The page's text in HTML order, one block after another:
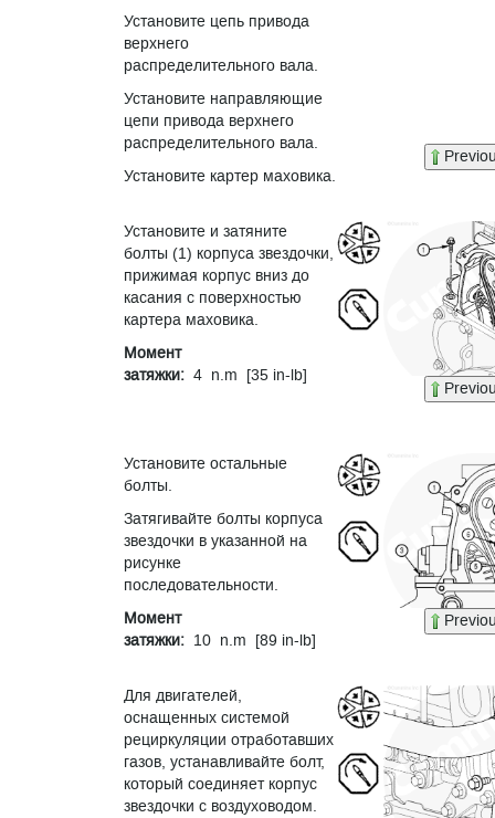
Установите цепь привода
верхнего
распределительного вала.
Установите направляющие
цепи привода верхнего
распределительного вала.
Установите картер маховика.
Установите и затяните
болты (1) корпуса звездочки,
прижимая корпус вниз до
касания с поверхностью
картера маховика.
Момент
затяжки: 4 n.m [35 in-lb]
Установите остальные
болты.
Затягивайте болты корпуса
звездочки в указанной на
рисунке
последовательности.
Момент
затяжки: 10 n.m [89 in-lb]
Для двигателей,
оснащенных системой
рециркуляции отработавших
газов, устанавливайте болт,
который соединяет корпус
звездочки с воздуховодом.